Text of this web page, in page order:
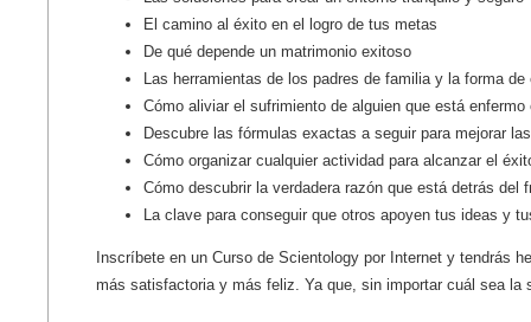
El camino al éxito en el logro de tus metas
De qué depende un matrimonio exitoso
Las herramientas de los padres de familia y la forma
Cómo aliviar el sufrimiento de alguien que está enfermo
Descubre las fórmulas exactas a seguir para mejorar
Cómo organizar cualquier actividad para alcanzar el
Cómo descubrir la verdadera razón que está detrás del
La clave para conseguir que otros apoyen tus ideas y
Inscríbete en un Curso de Scientology por Internet y tendrás
más satisfactoria y más feliz. Ya que, sin importar cuál sea